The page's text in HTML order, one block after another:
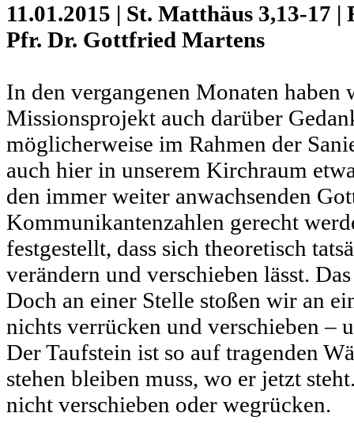
11.01.2015 | St. Matthäus 3,13-17
Pfr. Dr. Gottfried Martens
In den vergangenen Monaten haben
Missionsprojekt auch darüber
möglicherweise im Rahmen der
auch hier in unserem Kirchraum
den immer weiter anwachsenden
Kommunikantenzahlen gerecht
festgestellt, dass sich theoretisch
verändern und verschieben lässt.
Doch an einer Stelle stoßen wir an
nichts verrücken und verschieben –
Der Taufstein ist so auf tragenden
stehen bleiben muss, wo er jetzt
nicht verschieben oder wegrücken.